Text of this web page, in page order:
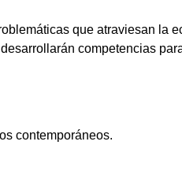
que atraviesan la
competencias
contemporáneos.